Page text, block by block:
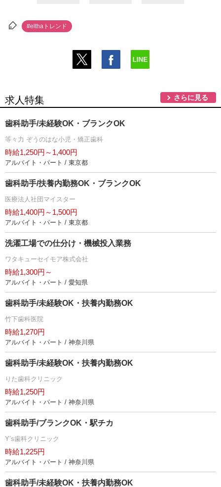
#elthaトレンド
求人特集 さらに見る
歯科助手/未経験OK・ブランクOK
等々力 ぞうのはな小児・矯正歯科
時給1,250円～1,400円
アルバイト・パート / 東京都
歯科助手/扶養内勤務OK・ブランクOK
医療法人社団マイスター
時給1,400円～1,500円
アルバイト・パート / 東京都
洗濯工場での仕分け・機械投入業務
ワタキューセイモア株式会社
時給1,300円～
アルバイト・パート / 愛知県
歯科助手/未経験OK・扶養内勤務OK
竹下歯科医院
時給1,270円
アルバイト・パート / 神奈川県
歯科助手/未経験OK・扶養内勤務OK
りた歯科クリニック
時給1,250円
アルバイト・パート / 神奈川県
歯科助手/ブランクOK・駅チカ
Y’s歯科クリニック
時給1,225円
アルバイト・パート / 神奈川県
歯科助手/未経験OK・扶養内勤務OK